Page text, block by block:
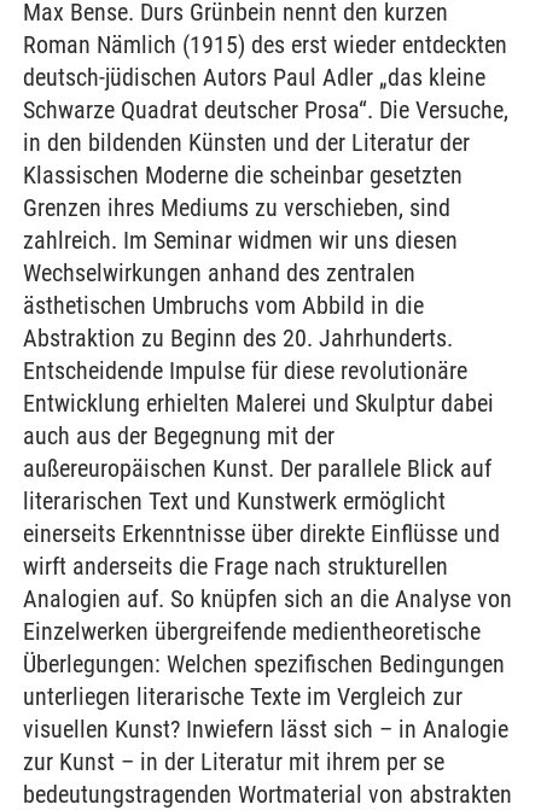
Max Bense. Durs Grünbein nennt den kurzen
Roman Nämlich (1915) des erst wieder entdeckten
deutsch-jüdischen Autors Paul Adler „das kleine
Schwarze Quadrat deutscher Prosa“. Die Versuche,
in den bildenden Künsten und der Literatur der
Klassischen Moderne die scheinbar gesetzten
Grenzen ihres Mediums zu verschieben, sind
zahlreich. Im Seminar widmen wir uns diesen
Wechselwirkungen anhand des zentralen
ästhetischen Umbruchs vom Abbild in die
Abstraktion zu Beginn des 20. Jahrhunderts.
Entscheidende Impulse für diese revolutionäre
Entwicklung erhielten Malerei und Skulptur dabei
auch aus der Begegnung mit der
außereuropäischen Kunst. Der parallele Blick auf
literarischen Text und Kunstwerk ermöglicht
einerseits Erkenntnisse über direkte Einflüsse und
wirft anderseits die Frage nach strukturellen
Analogien auf. So knüpfen sich an die Analyse von
Einzelwerken übergreifende medientheoretische
Überlegungen: Welchen spezifischen Bedingungen
unterliegen literarische Texte im Vergleich zur
visuellen Kunst? Inwiefern lässt sich – in Analogie
zur Kunst – in der Literatur mit ihrem per se
bedeutungstragenden Wortmaterial von abstrakten